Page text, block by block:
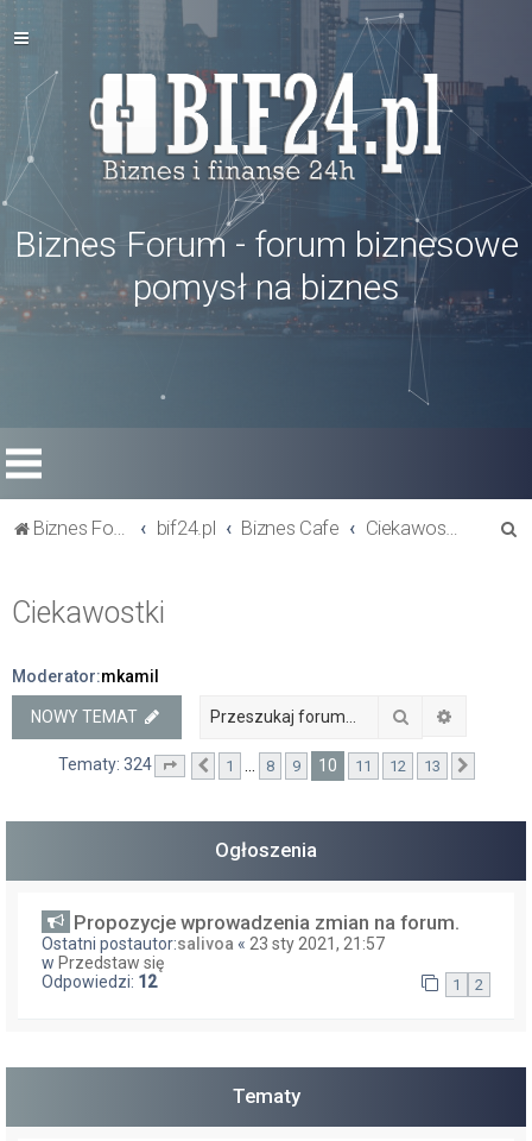
Biznes Forum - forum biznesowe
pomysł na biznes
Biznes Forum bif24.pl Biznes Cafe Ciekawostki
Ciekawostki
Moderator:mkamil
NOWY TEMAT Szukaj
Tematy: 324 Strona 10 z 13
Poprzednia
1 8 9 10 11 12 13
Ogłoszenia
Propozycje wprowadzenia zmian na forum.
Ostatni postautor:salivoa « 23 sty 2021, 21:57
w Przedstaw się
Odpowiedzi: 12 1 2
Tematy